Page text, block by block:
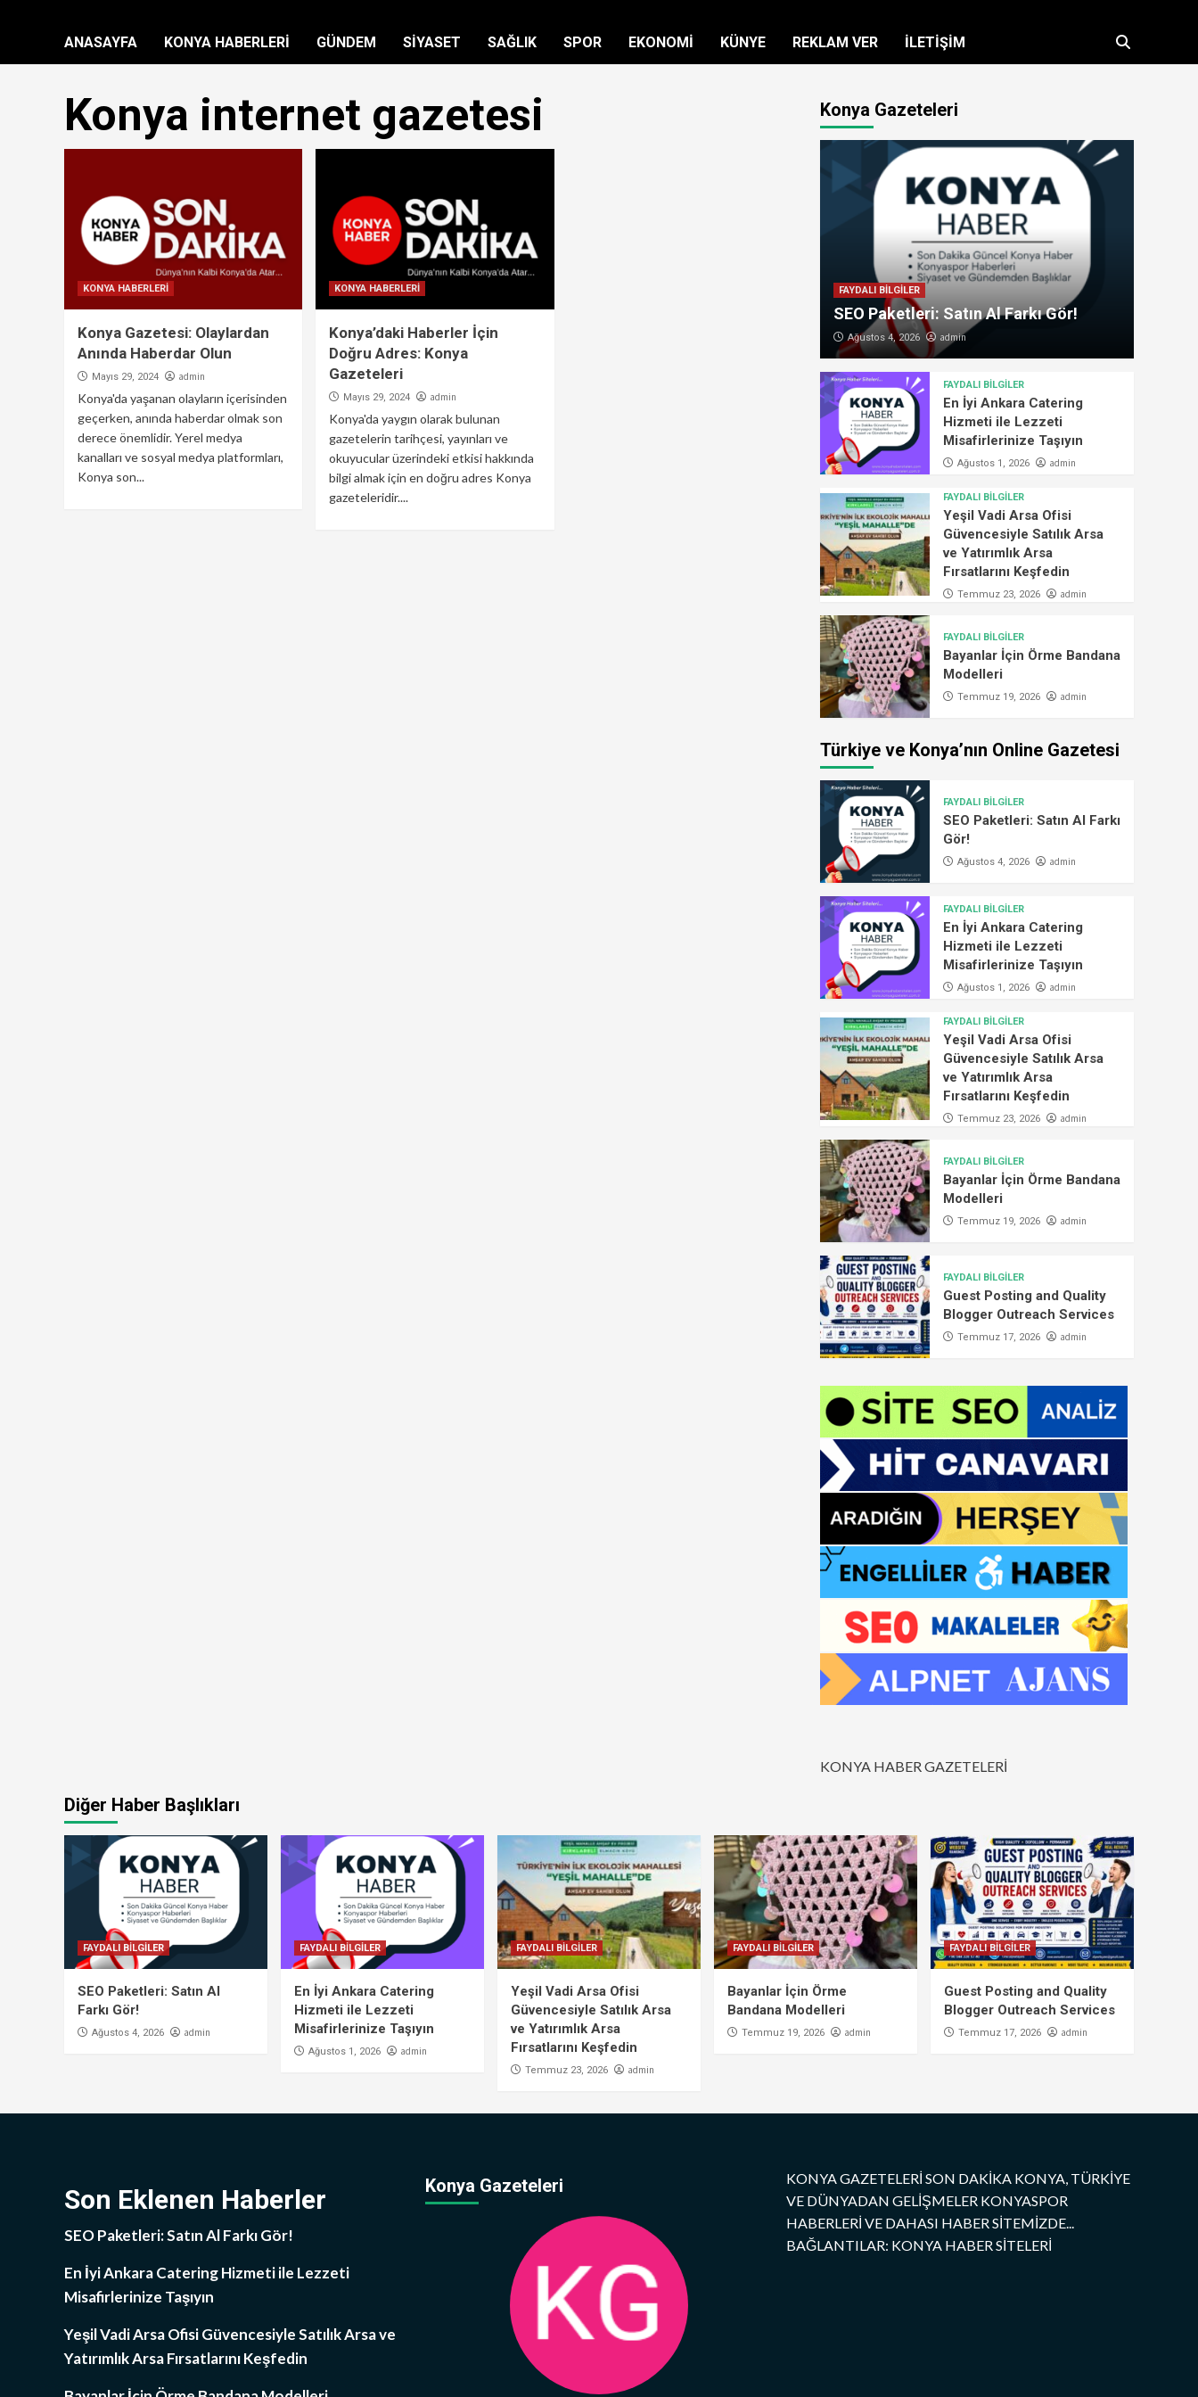
ANASAYFA KONYA HABERLERİ GÜNDEM SİYASET SAĞLIK SPOR EKONOMİ KÜNYE REKLAM VER İLETİŞİM
Konya internet gazetesi
KONYA HABERLERİ
Konya Gazetesi: Olaylardan
Anında Haberdar Olun
Mayıs 29, 2024 admin
Konya'da yaşanan olayların içerisinden
geçerken, anında haberdar olmak son
derece önemlidir. Yerel medya
kanalları ve sosyal medya platformları,
Konya son...
KONYA HABERLERİ
Konya’daki Haberler İçin
Doğru Adres: Konya
Gazeteleri
Mayıs 29, 2024 admin
Konya'da yaygın olarak bulunan
gazetelerin tarihçesi, yayınları ve
okuyucular üzerindeki etkisi hakkında
bilgi almak için en doğru adres Konya
gazeteleridir....
Konya Gazeteleri
FAYDALI BİLGİLER
SEO Paketleri: Satın Al Farkı Gör!
Ağustos 4, 2026 admin
FAYDALI BİLGİLER
En İyi Ankara Catering
Hizmeti ile Lezzeti
Misafirlerinize Taşıyın
Ağustos 1, 2026 admin
FAYDALI BİLGİLER
Yeşil Vadi Arsa Ofisi
Güvencesiyle Satılık Arsa
ve Yatırımlık Arsa
Fırsatlarını Keşfedin
Temmuz 23, 2026 admin
FAYDALI BİLGİLER
Bayanlar İçin Örme Bandana
Modelleri
Temmuz 19, 2026 admin
Türkiye ve Konya’nın Online Gazetesi
FAYDALI BİLGİLER
SEO Paketleri: Satın Al Farkı
Gör!
Ağustos 4, 2026 admin
FAYDALI BİLGİLER
En İyi Ankara Catering
Hizmeti ile Lezzeti
Misafirlerinize Taşıyın
Ağustos 1, 2026 admin
FAYDALI BİLGİLER
Yeşil Vadi Arsa Ofisi
Güvencesiyle Satılık Arsa
ve Yatırımlık Arsa
Fırsatlarını Keşfedin
Temmuz 23, 2026 admin
FAYDALI BİLGİLER
Bayanlar İçin Örme Bandana
Modelleri
Temmuz 19, 2026 admin
FAYDALI BİLGİLER
Guest Posting and Quality
Blogger Outreach Services
Temmuz 17, 2026 admin
KONYA HABER GAZETELERİ
Diğer Haber Başlıkları
FAYDALI BİLGİLER
SEO Paketleri: Satın Al
Farkı Gör!
Ağustos 4, 2026 admin
FAYDALI BİLGİLER
En İyi Ankara Catering
Hizmeti ile Lezzeti
Misafirlerinize Taşıyın
Ağustos 1, 2026 admin
FAYDALI BİLGİLER
Yeşil Vadi Arsa Ofisi
Güvencesiyle Satılık Arsa
ve Yatırımlık Arsa
Fırsatlarını Keşfedin
Temmuz 23, 2026 admin
FAYDALI BİLGİLER
Bayanlar İçin Örme
Bandana Modelleri
Temmuz 19, 2026 admin
FAYDALI BİLGİLER
Guest Posting and Quality
Blogger Outreach Services
Temmuz 17, 2026 admin
Son Eklenen Haberler
SEO Paketleri: Satın Al Farkı Gör!
En İyi Ankara Catering Hizmeti ile Lezzeti
Misafirlerinize Taşıyın
Yeşil Vadi Arsa Ofisi Güvencesiyle Satılık Arsa ve
Yatırımlık Arsa Fırsatlarını Keşfedin
Konya Gazeteleri
KONYA GAZETELERİ SON DAKİKA KONYA, TÜRKİYE
VE DÜNYADAN GELİŞMELER KONYASPOR
HABERLERİ VE DAHASI HABER SİTEMİZDE...
BAĞLANTILAR: KONYA HABER SİTELERİ